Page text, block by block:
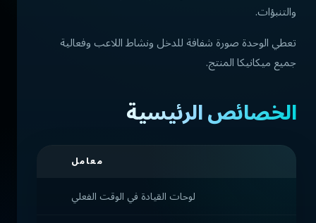
والتنبؤات.
تعطي الوحدة صورة شفافة للدخل ونشاط اللاعب وفعالية
جميع ميكانيكا المنتج.
الخصائص الرئيسية
معامل
لوحات القيادة في الوقت الفعلي